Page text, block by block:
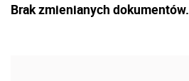
Brak zmienianych dokumentów.